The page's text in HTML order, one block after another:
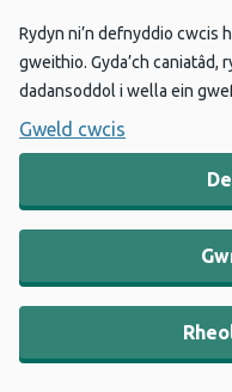
Rydyn ni’n defnyddio cwcis
gweithio. Gyda’ch caniatâd,
dadansoddol i wella ein
Gweld cwcis